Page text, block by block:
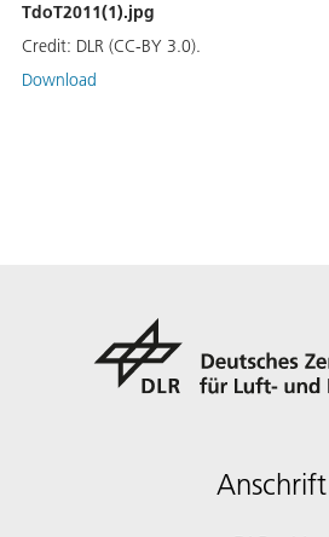
TdoT2011(1).jpg
Credit: DLR (CC-BY 3.0).
Download
Anschrift